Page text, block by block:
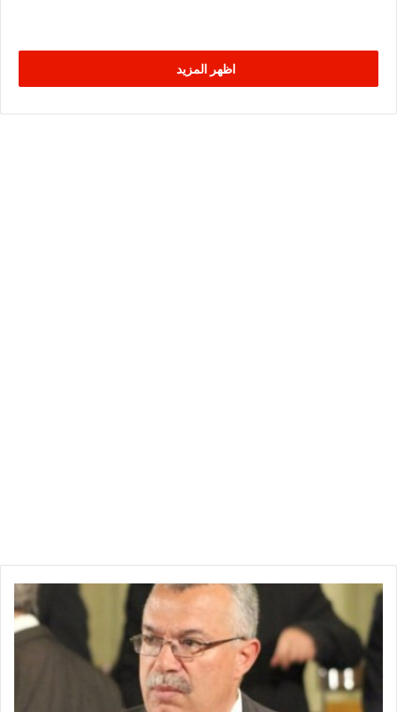
اظهر المزيد
عاجل
طبيب
الدين
البحيري
يكشف